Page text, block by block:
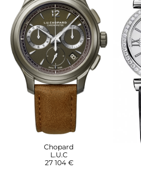
Chopard
L.U.C
27 104 €